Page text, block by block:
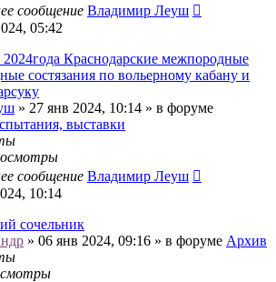
сообщение Владимир Леуш
05:42
2024года Краснодарские межпородные
состязания по вольерному кабану и
» 27 янв 2024, 10:14 » в форуме
выставки
сообщение Владимир Леуш
10:14
сочельник
» 06 янв 2024, 09:16 » в форуме Архив